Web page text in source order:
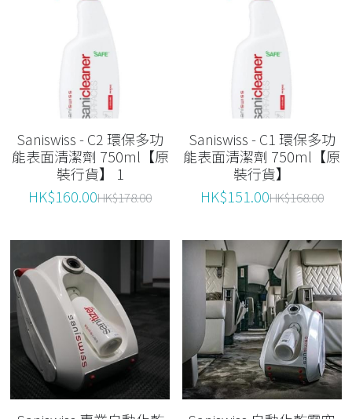
Saniswiss - C2 環保多功
能表面清潔劑 750ml【原
裝行貨】 1
HK$160.00HK$178.00
Saniswiss - C1 環保多功
能表面清潔劑 750ml【原
裝行貨】
HK$151.00HK$168.00